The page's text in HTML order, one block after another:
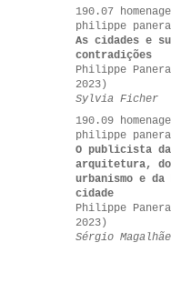
190.07
philippe
As cidades e
contradições
Philippe
2023)
Sylvia Ficher
190.09
philippe
O publicista
arquitetura, do
urbanismo e da
cidade
Philippe
2023)
Sérgio